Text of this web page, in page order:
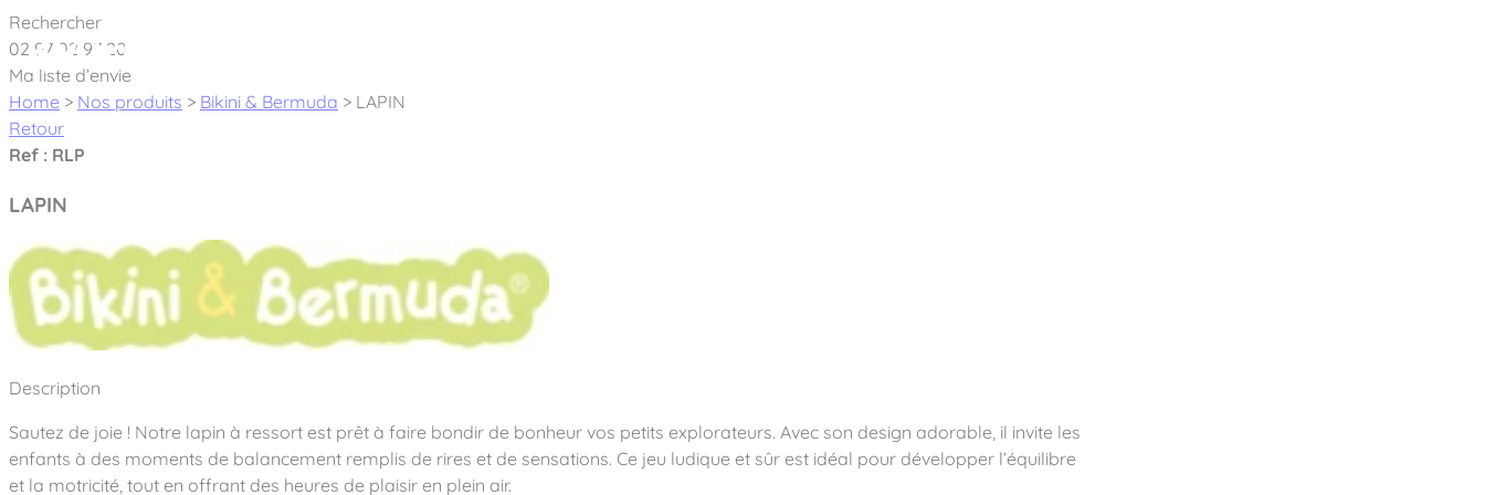
Cookies management panel
Créateur et fabricant d’aires de jeux & équipements sportifs
Nos dernières actualités
À propos
Nos Garanties
Notre concept
Aires de jeux Bikini & Bermuda®
Tous nos jeux
Jeux inclusifs
Sport & Fitness Sport&Co®
Agrès fitness
Mobilier & accessoires
Rechercher
02 97 02 97 20
Ma liste d’envie
Home > Nos produits > Bikini & Bermuda > LAPIN
Retour
Ref : RLP
LAPIN
Description
Sautez de joie ! Notre lapin à ressort est prêt à faire bondir de bonheur vos petits explorateurs. Avec son design adorable, il invite les
enfants à des moments de balancement remplis de rires et de sensations. Ce jeu ludique et sûr est idéal pour développer l’équilibre
et la motricité, tout en offrant des heures de plaisir en plein air.